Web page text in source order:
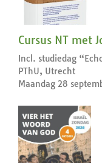
Cursus NT met
Incl. studiedag
PThU, Utrecht
Maandag 28